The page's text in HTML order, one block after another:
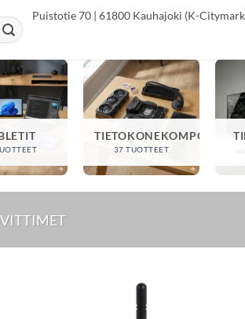
Puistotie 70 | 61800 Kauhajoki (K-
37 TUOTTEET